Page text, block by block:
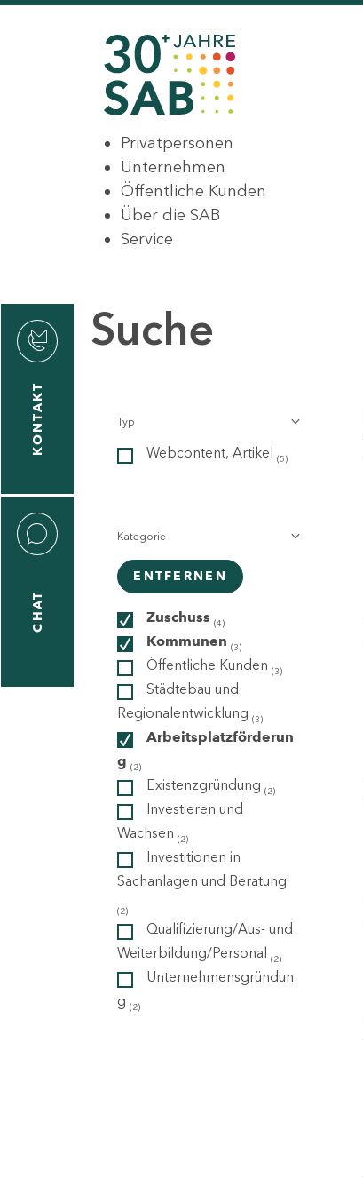
Privatpersonen
Unternehmen
Öffentliche Kunden
Über die SAB
Service
KONTAKT
CHAT
Suche
Typ
Webcontent, Artikel (5)
Kategorie
ENTFERNEN
Zuschuss (4)
Kommunen (3)
Öffentliche Kunden (3)
Städtebau und
Regionalentwicklung (3)
Arbeitsplatzförderun
g (2)
Existenzgründung (2)
Investieren und
Wachsen (2)
Investitionen in
Sachanlagen und Beratung
(2)
Qualifizierung/Aus- und
Weiterbildung/Personal (2)
Unternehmensgründun
g (2)